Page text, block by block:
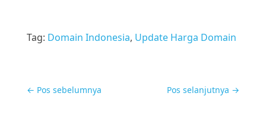
Tag: Domain Indonesia, Update Harga Domain
← Pos sebelumnya Pos selanjutnya →